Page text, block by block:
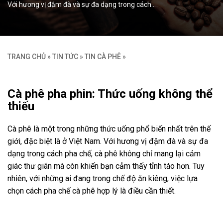
Với hương vị đậm đà và sự đa dạng trong cách…
TRANG CHỦ » TIN TỨC » TIN CÀ PHÊ »
Cà phê pha phin: Thức uống không thể
thiếu
Cà phê là một trong những thức uống phổ biến nhất trên thế
giới, đặc biệt là ở Việt Nam. Với hương vị đậm đà và sự đa
dạng trong cách pha chế, cà phê không chỉ mang lại cảm
giác thư giãn mà còn khiến bạn cảm thấy tỉnh táo hơn. Tuy
nhiên, với những ai đang trong chế độ ăn kiêng, việc lựa
chọn cách pha chế cà phê hợp lý là điều cần thiết.